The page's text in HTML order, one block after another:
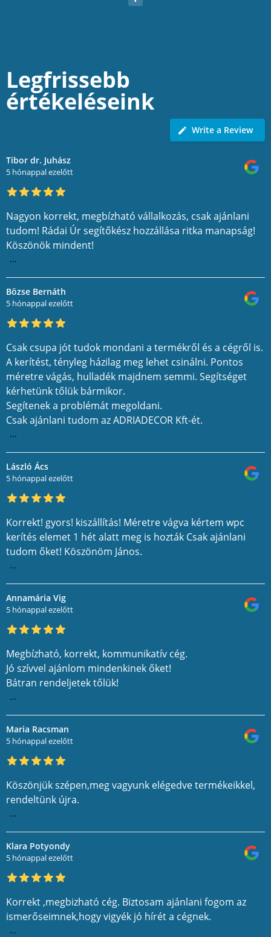
Legfrissebb
értékeléseink
Write a Review
Tibor dr. Juhász
5 hónappal ezelőtt
Nagyon korrekt, megbízható vállalkozás, csak ajánlani
tudom! Rádai Úr segítőkész hozzállása ritka manapság!
Köszönök mindent!
...
Bözse Bernáth
5 hónappal ezelőtt
Csak csupa jót tudok mondani a termékről és a cégről is.
A kerítést, tényleg házilag meg lehet csinálni. Pontos
méretre vágás, hulladék majdnem semmi. Segítséget
kérhetünk tőlük bármikor.
Segítenek a problémát megoldani.
Csak ajánlani tudom az ADRIADECOR Kft-ét.
...
László Ács
5 hónappal ezelőtt
Korrekt! gyors! kiszállítás! Méretre vágva kértem wpc
kerítés elemet 1 hét alatt meg is hozták Csak ajánlani
tudom őket! Köszönöm János.
...
Annamária Vig
5 hónappal ezelőtt
Megbízható, korrekt, kommunikatív cég.
Jó szívvel ajánlom mindenkinek őket!
Bátran rendeljetek tőlük!
...
Maria Racsman
5 hónappal ezelőtt
Köszönjük szépen,meg vagyunk elégedve termékeikkel,
rendeltünk újra.
...
Klara Potyondy
5 hónappal ezelőtt
Korrekt ,megbizható cég. Biztosam ajánlani fogom az
ismerőseimnek,hogy vigyék jó hírét a cégnek.
...